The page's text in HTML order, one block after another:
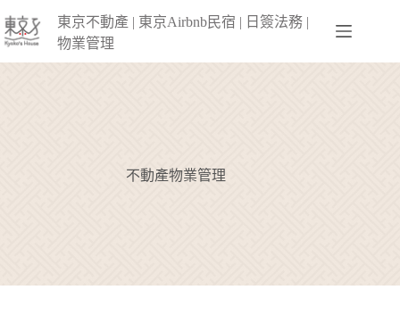
至
東京不動產 | 東京Airbnb民宿 | 日簽法務 |
物業管理
不動產物業管理